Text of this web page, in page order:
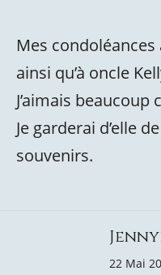
Mes
ainsi qu’à oncle
J’aimais beaucoup
Je garderai d’elle
souvenirs.
22 Mai